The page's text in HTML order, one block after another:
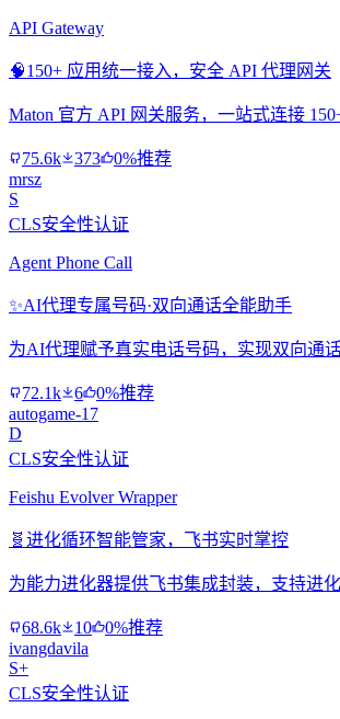
API Gateway
🧠150+ 应用统一接入，安全 API 代理网关
Maton 官方 API 网关服务，一站式连接
75.6k 373
0%推荐
mrsz
S
CLS安全性认证
Agent Phone Call
✨AI代理专属号码·双向通话全能助手
为AI代理赋予真实电话号码，实现双向通
72.1k 6
0%推荐
autogame-17
D
CLS安全性认证
Feishu Evolver Wrapper
🧬 进化循环智能管家，飞书实时掌控
为能力进化器提供飞书集成封装，支持进
68.6k 10
0%推荐
ivangdavila
S+
CLS安全性认证